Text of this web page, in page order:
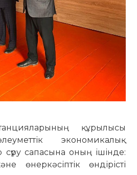
құрылысы
экономикалық
сапасына оның ішінде:
өнеркәсіптік өндірісті